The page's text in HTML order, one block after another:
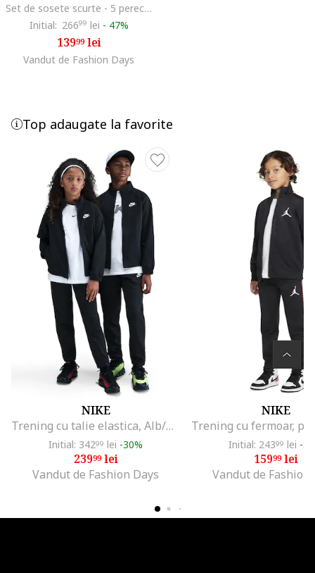
Set de sosete scurte - 5 perechi, Negru
Initial: 26699 lei - 47%
13999lei
Vandut de Fashion Days
Top adaugate la favorite
NIKE
Trening cu talie elastica, Alb/Negru
Initial: 34299 lei -30%
23999lei
Vandut de Fashion Days
NIKE
Initial: 24399 lei -
15999lei
Vandut de Fashion